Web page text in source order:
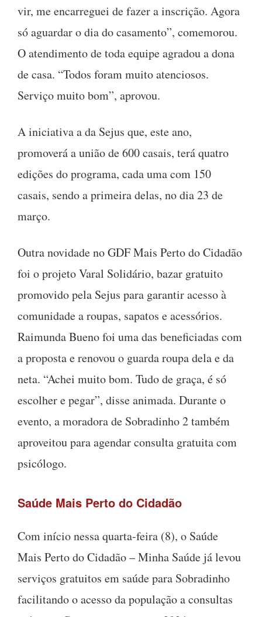
vir, me encarreguei de fazer a inscrição. Agora
só aguardar o dia do casamento”, comemorou.
O atendimento de toda equipe agradou a dona
de casa. “Todos foram muito atenciosos.
Serviço muito bom”, aprovou.
A iniciativa a da Sejus que, este ano,
promoverá a união de 600 casais, terá quatro
edições do programa, cada uma com 150
casais, sendo a primeira delas, no dia 23 de
março.
Outra novidade no GDF Mais Perto do Cidadão
foi o projeto Varal Solidário, bazar gratuito
promovido pela Sejus para garantir acesso à
comunidade a roupas, sapatos e acessórios.
Raimunda Bueno foi uma das beneficiadas com
a proposta e renovou o guarda roupa dela e da
neta. “Achei muito bom. Tudo de graça, é só
escolher e pegar”, disse animada. Durante o
evento, a moradora de Sobradinho 2 também
aproveitou para agendar consulta gratuita com
psicólogo.
Saúde Mais Perto do Cidadão
Com início nessa quarta-feira (8), o Saúde
Mais Perto do Cidadão – Minha Saúde já levou
serviços gratuitos em saúde para Sobradinho
facilitando o acesso da população a consultas